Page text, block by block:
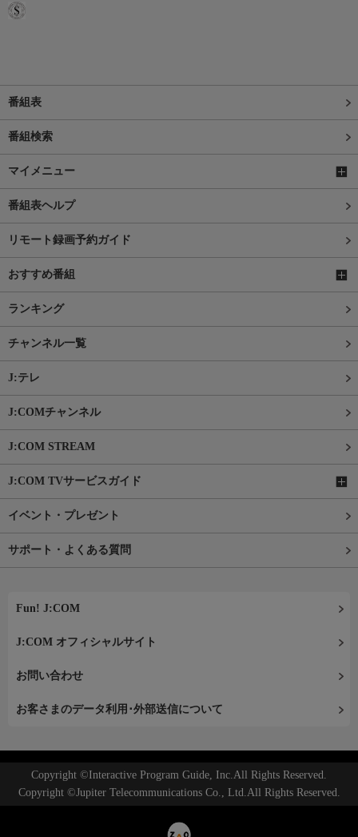
番組表
番組検索
マイメニュー
番組表ヘルプ
リモート録画予約ガイド
おすすめ番組
ランキング
チャンネル一覧
J:テレ
J:COMチャンネル
J:COM STREAM
J:COM TVサービスガイド
イベント・プレゼント
サポート・よくある質問
Fun! J:COM
J:COM オフィシャルサイト
お問い合わせ
お客さまのデータ利用･外部送信について
Copyright ©Interactive Program Guide, Inc.All Rights Reserved.
Copyright ©Jupiter Telecommunications Co., Ltd.All Rights Reserved.